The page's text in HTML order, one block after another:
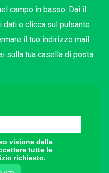
campo in basso. Dai il
e clicca sul pulsante
il tuo indirizzo mail
sulla tua casella di posta.
visione della
tutte le
richiesto.